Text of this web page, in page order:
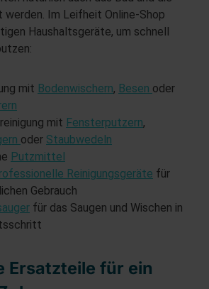
werden. Im Leifheit Online-Shop
Haushaltsgeräte, um schnell
mit Bodenwischern, Besen oder
mit Fensterputzern,
oder Staubwedeln
Putzmittel
Reinigungsgeräte für
Gebrauch
für das Saugen und Wischen in
Ersatzteile für ein